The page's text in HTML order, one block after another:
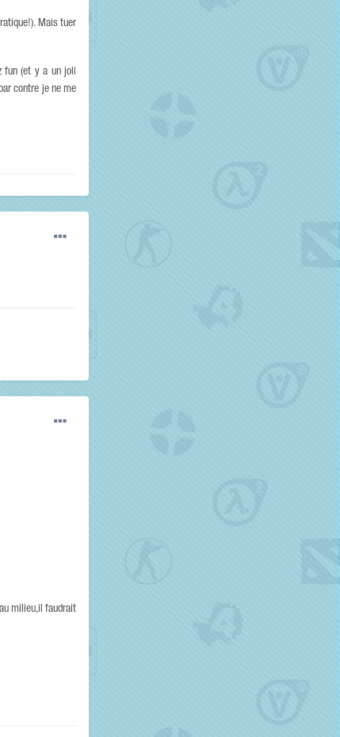
Mais tuer
fun (et y a un joli
contre je ne me
milieu,il faudrait